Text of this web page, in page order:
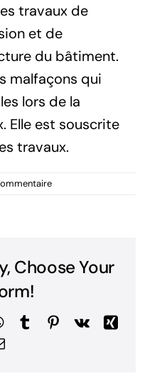
travaux de
et de
du bâtiment.
malfaçons qui
lors de la
Elle est souscrite
travaux.
Choose Your
WhatsApp
TumblrPinterest
Vk
Xing
Email